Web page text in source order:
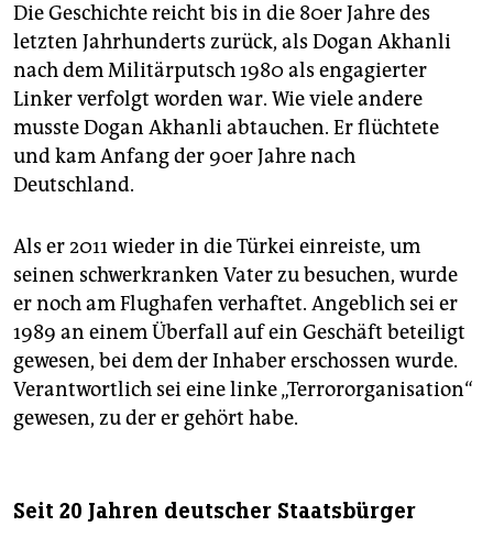
Die Geschichte reicht bis in die 80er Jahre des
letzten Jahrhunderts zurück, als Dogan Akhanli
nach dem Militärputsch 1980 als engagierter
Linker verfolgt worden war. Wie viele andere
musste Dogan Akhanli abtauchen. Er flüchtete
und kam Anfang der 90er Jahre nach
Deutschland.
Als er 2011 wieder in die Türkei einreiste, um
seinen schwerkranken Vater zu besuchen, wurde
er noch am Flughafen verhaftet. Angeblich sei er
1989 an einem Überfall auf ein Geschäft beteiligt
gewesen, bei dem der Inhaber erschossen wurde.
Verantwortlich sei eine linke „Terrororganisation“
gewesen, zu der er gehört habe.
Seit 20 Jahren deutscher Staatsbürger